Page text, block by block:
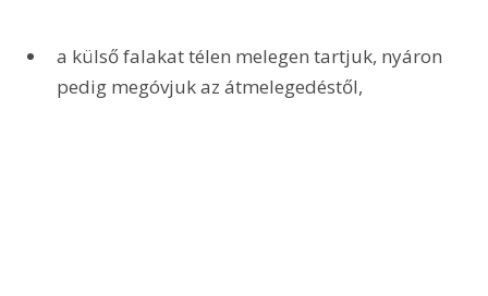
a külső falakat télen melegen tartjuk, nyáron
pedig megóvjuk az átmelegedéstől,